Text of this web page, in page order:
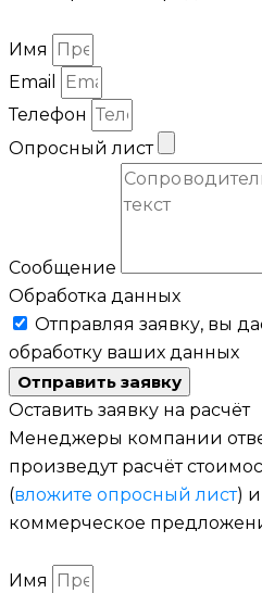
Имя
Email
Телефон
Опросный лист
Сообщение
Обработка данных
Отправляя заявку, вы
обработку ваших данных
Отправить заявку
Оставить заявку на расчёт
Менеджеры компании
произведут расчёт
(вложите опросный лист)
коммерческое
Имя